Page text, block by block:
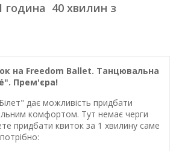
40 хвилин з
на Freedom Ballet. Танцювальна
Прем'єра!
дає можливість придбати
комфортом. Тут немає черги
придбати квиток за 1 хвилину саме